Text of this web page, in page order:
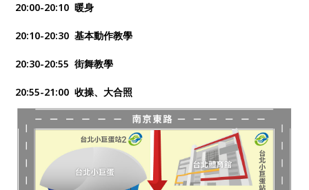
20:00-20:10 暖身
20:10-20:30 基本動作教學
20:30-20:55 街舞教學
20:55-21:00 收操、大合照